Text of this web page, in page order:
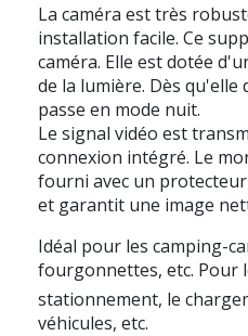
La caméra est très
installation facile. Ce
caméra. Elle est dotée
de la lumière. Dès
passe en mode nuit.
Le signal vidéo est
connexion intégré. Le
fourni avec un
et garantit une image
Idéal pour les camping-
fourgonnettes, etc. Pour
stationnement, le
véhicules, etc.